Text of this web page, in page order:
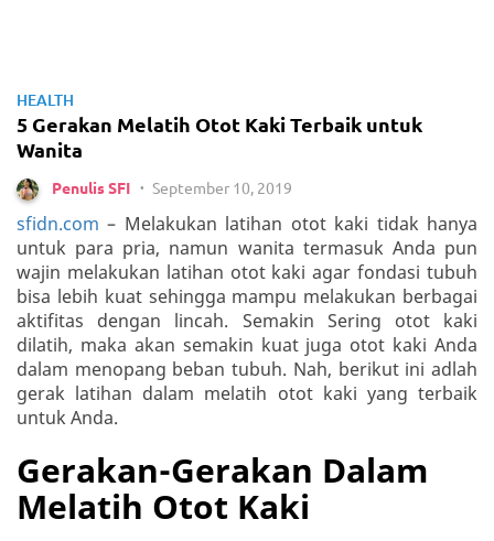
HEALTH
5 Gerakan Melatih Otot Kaki Terbaik untuk
Wanita
Penulis SFI • September 10, 2019
sfidn.com – Melakukan latihan otot kaki tidak hanya
untuk para pria, namun wanita termasuk Anda pun
wajin melakukan latihan otot kaki agar fondasi tubuh
bisa lebih kuat sehingga mampu melakukan berbagai
aktifitas dengan lincah. Semakin Sering otot kaki
dilatih, maka akan semakin kuat juga otot kaki Anda
dalam menopang beban tubuh. Nah, berikut ini adlah
gerak latihan dalam melatih otot kaki yang terbaik
untuk Anda.
Gerakan-Gerakan Dalam
Melatih Otot Kaki